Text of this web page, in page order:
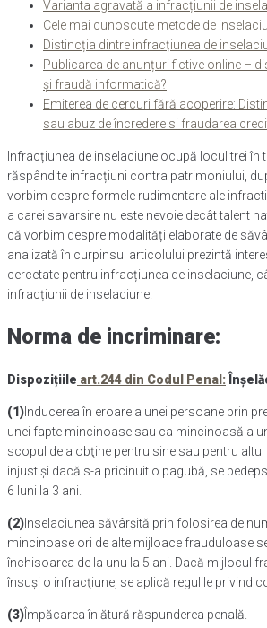
Varianta agravată a infracțiunii de
Cele mai cunoscute metode de
Distincția dintre infracțiunea de
Publicarea de anunțuri fictive online –
și fraudă informatică?
Emiterea de cercuri fără acoperire:
sau abuz de încredere si fraudarea
Infracțiunea de inselaciune ocupă locul trei în
răspândite infracțiuni contra patrimoniului,
vorbim despre formele rudimentare ale
a carei savarsire nu este nevoie decât talent
că vorbim despre modalități elaborate de
analizată în curpinsul articolului prezintă
cercetate pentru infracțiunea de inselaciune,
infracțiunii de inselaciune.
Norma de incriminare:
Dispozițiile art.244 din Codul Penal:
(1) Inducerea în eroare a unei persoane prin
unei fapte mincinoase sau ca mincinoasă a
scopul de a obţine pentru sine sau pentru
injust şi dacă s-a pricinuit o pagubă, se
6 luni la 3 ani.
(2) Inselaciunea săvârşită prin folosirea de
mincinoase ori de alte mijloace frauduloase
închisoarea de la unu la 5 ani. Dacă mijlocul
însuşi o infracţiune, se aplică regulile privind
(3) Împăcarea înlătură răspunderea penală.